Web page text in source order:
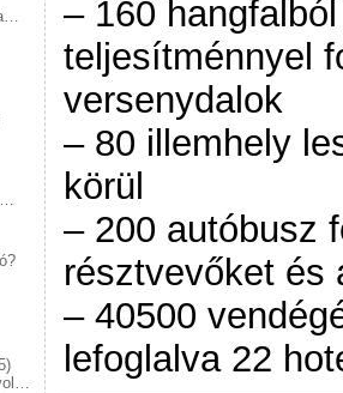
– 160
teljesítménnyel
versenydalok
– 80 illemhely
körül
– 200 autóbusz
résztvevőket és
– 40500
lefoglalva 22